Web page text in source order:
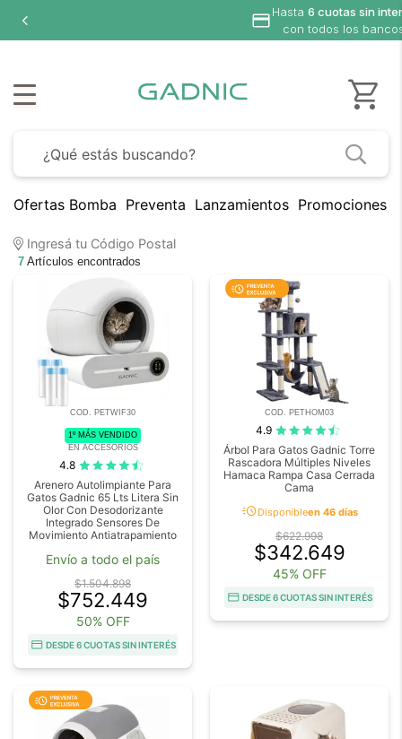
Hasta6 cuotas sin
con todos los bancos
Ofertas Bomba Preventa Lanzamientos Promociones
Ingresá tu Código Postal
7 Artículos encontrados
COD. PETWIF30
1º MÁS VENDIDO
EN ACCESORIOS
4.8
Arenero Autolimpiante Para
Gatos Gadnic 65 Lts Litera Sin
Olor Con Desodorizante
Integrado Sensores De
Movimiento Antiatrapamiento
Envío a todo el país
$1.504.898
$752.449
50% OFF
DESDE 6 CUOTAS SIN INTERÉS
COD. PETHOM03
4.9
Árbol Para Gatos Gadnic Torre
Rascadora Múltiples Niveles
Hamaca Rampa Casa Cerrada
Cama
acuteDisponibleen 46 días
$622.998
$342.649
45% OFF
DESDE 6 CUOTAS SIN INTERÉS